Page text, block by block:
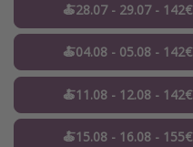
🍝28.07 - 29.07 - 142€
🍝04.08 - 05.08 - 142€
🍝11.08 - 12.08 - 142€
🍝15.08 - 16.08 - 155€